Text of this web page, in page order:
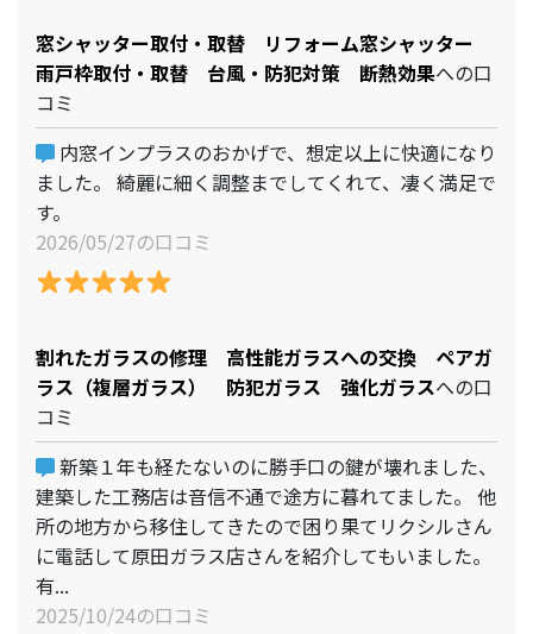
窓シャッター取付・取替 リフォーム窓シャッター
雨戸枠取付・取替 台風・防犯対策 断熱効果への口
コミ
内窓インプラスのおかげで、想定以上に快適になり
ました。 綺麗に細く調整までしてくれて、凄く満足で
す。
2026/05/27の口コミ
割れたガラスの修理 高性能ガラスへの交換 ペアガ
ラス（複層ガラス） 防犯ガラス 強化ガラスへの口
コミ
新築１年も経たないのに勝手口の鍵が壊れました、
建築した工務店は音信不通で途方に暮れてました。 他
所の地方から移住してきたので困り果てリクシルさん
に電話して原田ガラス店さんを紹介してもいました。
有...
2025/10/24の口コミ